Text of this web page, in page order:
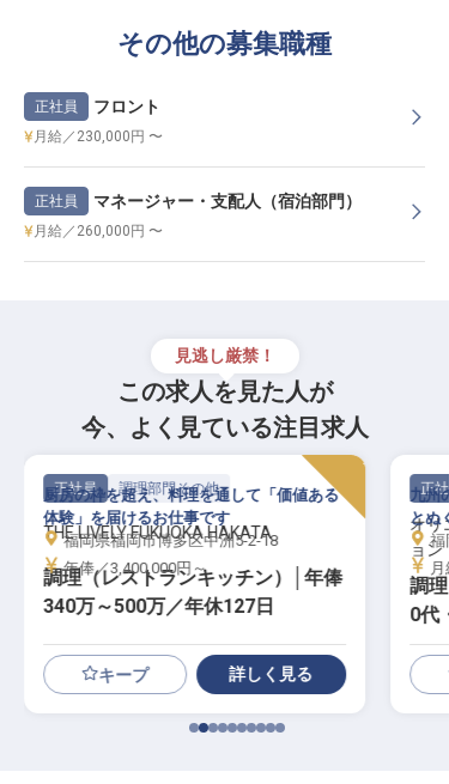
その他の募集職種
正社員 フロント
月給／230,000円 〜
正社員 マネージャー・支配人（宿泊部門）
月給／260,000円 〜
見逃し厳禁！
この求人を見た人が
今、よく見ている注目求人
正社員 調理部門その他
THE LIVELY FUKUOKA HAKATA
調理（レストランキッチン）│年俸
340万～500万／年休127日
厨房の枠を超え、料理を通して「価値ある
体験」を届けるお仕事です
福岡県福岡市博多区中洲5-2-18
年俸／3,400,000円～
キープ 詳しく見る
正社
オリ
ョン
調
0代
九州
とぬ
福